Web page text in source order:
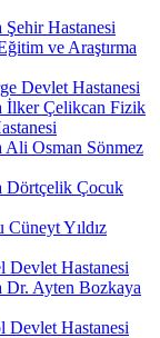
Şehir Hastanesi
ve Araştırma
Devlet Hastanesi
İlker Çelikcan Fizik
Ali Osman Sönmez
Dörtçelik Çocuk
Cüneyt Yıldız
Devlet Hastanesi
Dr. Ayten Bozkaya
Devlet Hastanesi